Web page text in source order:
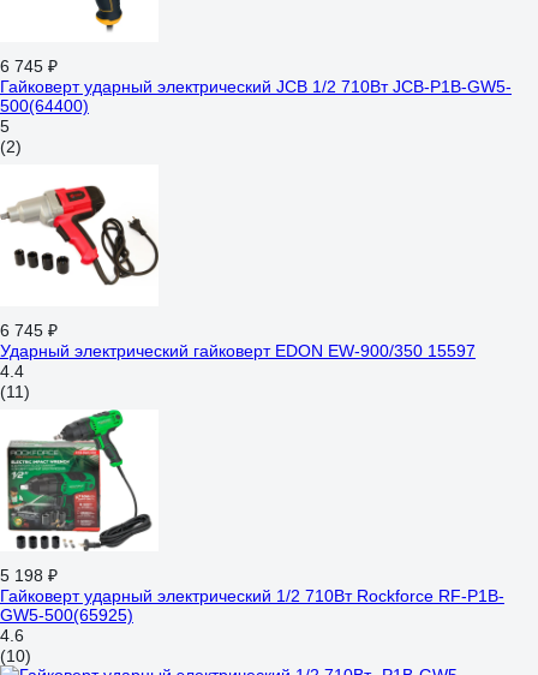
6 745 ₽
Гайковерт ударный электрический JCB 1/2 710Вт JCB-P1B-GW5-
500(64400)
5
(2)
6 745 ₽
Ударный электрический гайковерт EDON EW-900/350 15597
4.4
(11)
5 198 ₽
Гайковерт ударный электрический 1/2 710Вт Rockforce RF-P1B-
GW5-500(65925)
4.6
(10)